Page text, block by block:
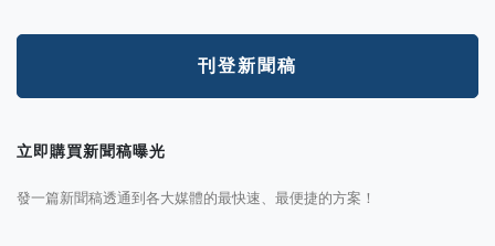
刊登新聞稿
立即購買新聞稿曝光
發一篇新聞稿透通到各大媒體的最快速、最便捷的方案！